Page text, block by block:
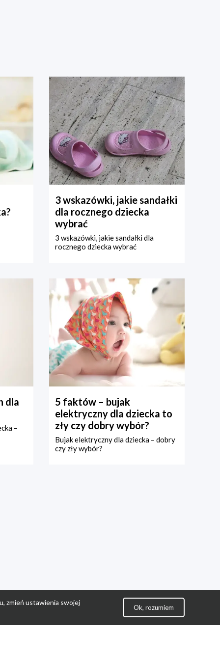
3 wskazówki, jakie sandałki
dla rocznego dziecka
wybrać
3 wskazówki, jakie sandałki dla
rocznego dziecka wybrać
dla
–
5 faktów – bujak
elektryczny dla dziecka to
zły czy dobry wybór?
Bujak elektryczny dla dziecka – dobry
czy zły wybór?
zmień ustawienia swojej
Ok, rozumiem